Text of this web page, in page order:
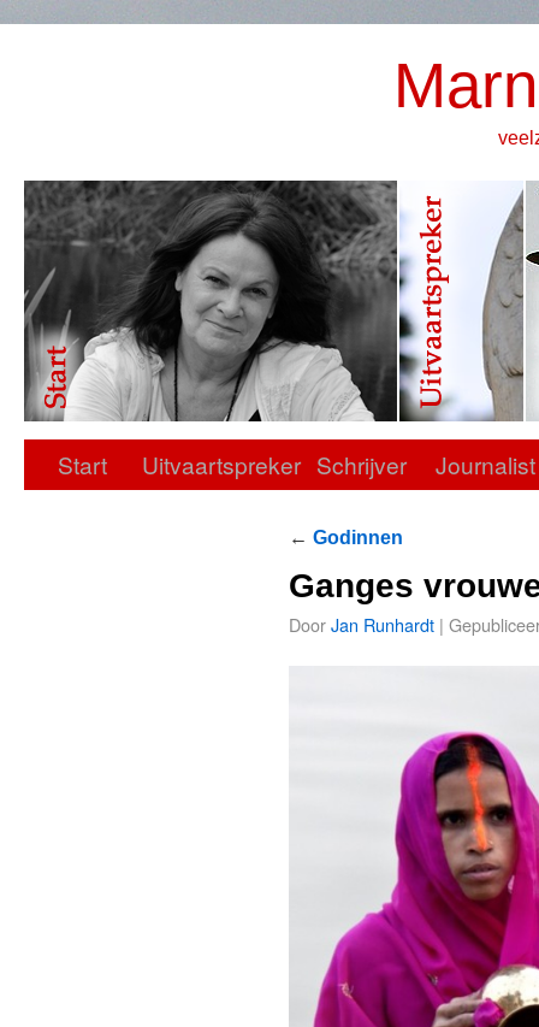
Start Uitvaartspreker Schrijver Journalist
← Godinnen
Ganges
DoorJan Runhardt |